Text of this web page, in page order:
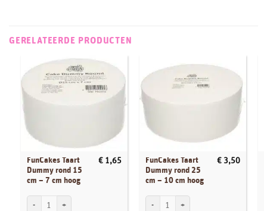
GERELATEERDE PRODUCTEN
FunCakes Taart
Dummy rond 15
cm – 7 cm hoog
€ 1,65
FunCakes Taart Dummy rond 15 cm - 7 cm hoog aantal
FunCakes Taart
Dummy rond 25
cm – 10 cm hoog
€ 3,50
FunCakes Taart Dummy rond 25 cm - 10